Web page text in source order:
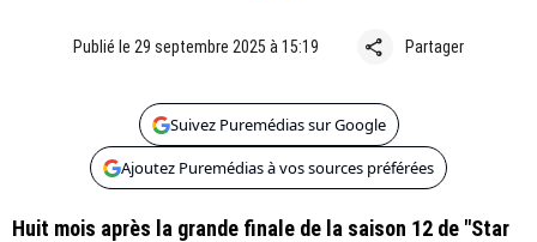
Publié le 29 septembre 2025 à 15:19 share Partager
Suivez Puremédias sur Google
Ajoutez Puremédias à vos sources préférées
Huit mois après la grande finale de la saison 12 de "Star